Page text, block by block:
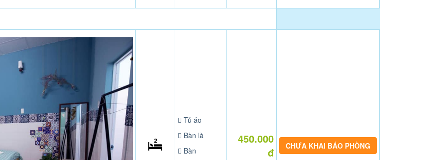
Tủ áo
Bàn là
Bàn
450.000
đ
CHƯA KHAI BÁO PHÒNG